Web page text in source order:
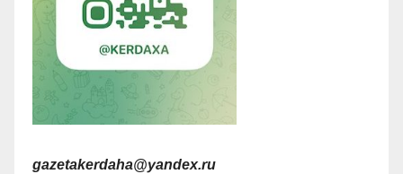
gazetakerdaha@yandex.ru